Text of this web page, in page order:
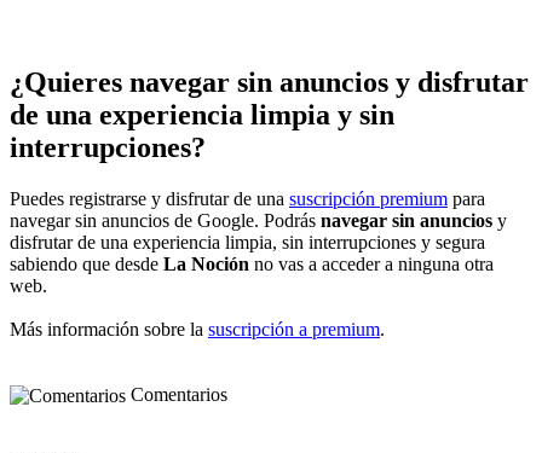
¿Quieres navegar sin anuncios y disfrutar
de una experiencia limpia y sin
interrupciones?
Puedes registrarse y disfrutar de una suscripción premium para
navegar sin anuncios de Google. Podrás navegar sin anuncios y
disfrutar de una experiencia limpia, sin interrupciones y segura
sabiendo que desde La Noción no vas a acceder a ninguna otra
web.
Más información sobre la suscripción a premium.
Comentarios